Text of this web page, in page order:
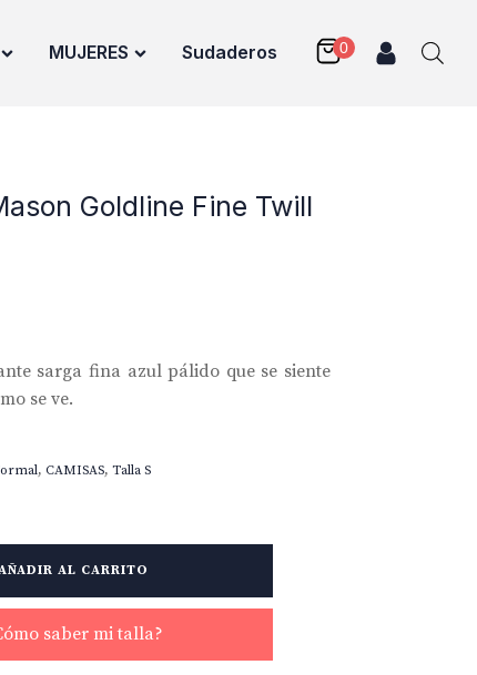
MUJERES Sudaderos
Goldline Fine Twill
sarga fina azul pálido que se siente
se ve.
, CAMISAS, Talla S
AL CARRITO
saber mi talla?